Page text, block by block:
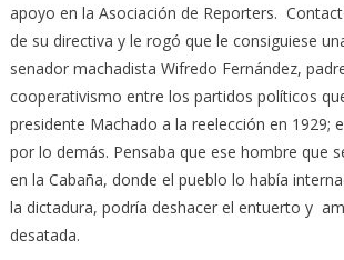
apoyo en la Asociación de Reporters.
de su directiva y le rogó que le consiguiese
senador machadista Wifredo Fernández,
cooperativismo entre los partidos políticos
presidente Machado a la reelección en 1929;
por lo demás. Pensaba que ese hombre que
en la Cabaña, donde el pueblo lo había
la dictadura, podría deshacer el entuerto y
desatada.